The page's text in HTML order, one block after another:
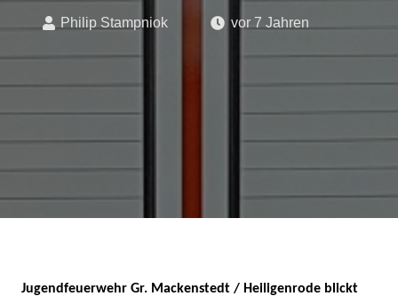
Philip Stampniok vor 7 Jahren
Jugendfeuerwehr Gr. Mackenstedt / Heiligenrode blickt